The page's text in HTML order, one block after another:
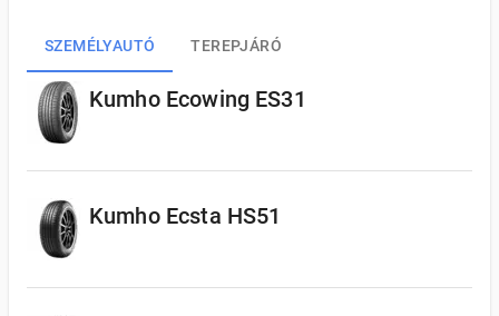
SZEMÉLYAUTÓ TEREPJÁRÓ
Kumho Ecowing ES31
Kumho Ecsta HS51